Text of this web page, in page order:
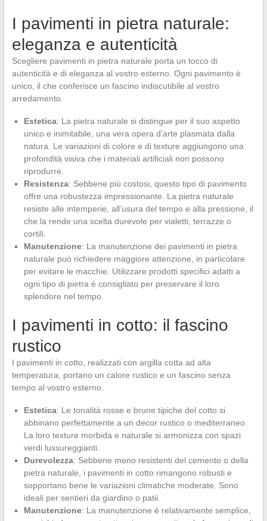
I pavimenti in pietra naturale:
eleganza e autenticità
Scegliere pavimenti in pietra naturale porta un tocco di
autenticità e di eleganza al vostro esterno. Ogni pavimento è
unico, il che conferisce un fascino indiscutibile al vostro
arredamento.
Estetica: La pietra naturale si distingue per il suo aspetto
unico e inimitabile, una vera opera d’arte plasmata dalla
natura. Le variazioni di colore e di texture aggiungono una
profondità visiva che i materiali artificiali non possono
riprodurre.
Resistenza: Sebbene più costosi, questo tipo di pavimento
offre una robustezza impressionante. La pietra naturale
resiste alle intemperie, all’usura del tempo e alla pressione, il
che la rende una scelta durevole per vialetti, terrazze o
cortili.
Manutenzione: La manutenzione dei pavimenti in pietra
naturale può richiedere maggiore attenzione, in particolare
per evitare le macchie. Utilizzare prodotti specifici adatti a
ogni tipo di pietra è consigliato per preservare il loro
splendore nel tempo.
I pavimenti in cotto: il fascino
rustico
I pavimenti in cotto, realizzati con argilla cotta ad alta
temperatura, portano un calore rustico e un fascino senza
tempo al vostro esterno.
Estetica: Le tonalità rosse e brune tipiche del cotto si
abbinano perfettamente a un decor rustico o mediterraneo.
La loro texture morbida e naturale si armonizza con spazi
verdi lussureggianti.
Durevolezza: Sebbene meno resistenti del cemento o della
pietra naturale, i pavimenti in cotto rimangono robusti e
sopportano bene le variazioni climatiche moderate. Sono
ideali per sentieri da giardino o patii.
Manutenzione: La manutenzione è relativamente semplice,